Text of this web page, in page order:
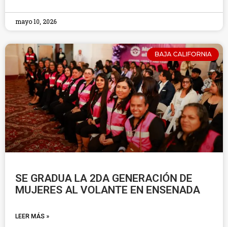
mayo 10, 2026
BAJA CALIFORNIA
SE GRADUA LA 2DA GENERACIÓN DE
MUJERES AL VOLANTE EN ENSENADA
LEER MÁS »